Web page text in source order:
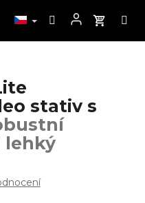
stativ s
lehký